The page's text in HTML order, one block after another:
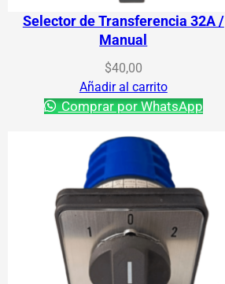
Selector de Transferencia 32A /
Manual
$40,00
Añadir al carrito
Comprar por WhatsApp